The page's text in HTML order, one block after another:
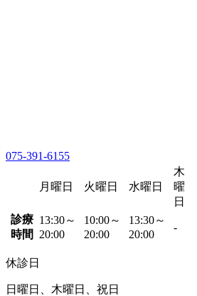
075-391-6155
月曜日 火曜日 水曜日
木
曜
日
診療
時間
13:30～
20:00
10:00～
20:00
13:30～
20:00
-
休診日
日曜日、木曜日、祝日